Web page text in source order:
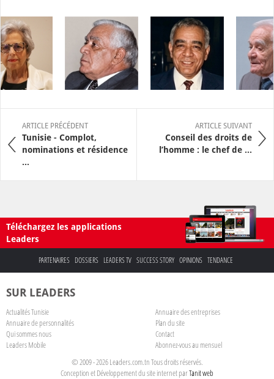
ARTICLE PRÉCÉDENT
Tunisie - Complot,
nominations et résidence
...
ARTICLE SUIVANT
Conseil des droits de
l’homme : le chef de ...
Téléchargez les applications
Leaders
PARTENAIRES DOSSIERS LEADERS TV SUCCESS STORY OPINIONS TENDANCE
SUR LEADERS
Actualités Tunisie
Annuaire des entreprises
Annuaire de personnalités
Plan du site
Qui sommes nous
Contact
Leaders Mobile
Abonnez-vous au mensuel
© 2009 - 2026 Leaders.com.tn Tous droits réservés.
Conception et Développement du site internet parTanit web